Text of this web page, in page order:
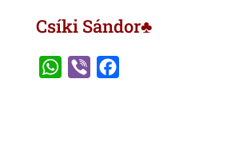
Csíki Sándor♣